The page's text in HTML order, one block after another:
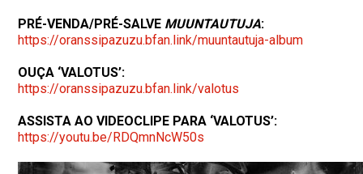
PRÉ-VENDA/PRÉ-SALVE MUUNTAUTUJA:
https://oranssipazuzu.bfan.link/muuntautuja-album
OUÇA ‘VALOTUS’:
https://oranssipazuzu.bfan.link/valotus
ASSISTA AO VIDEOCLIPE PARA ‘VALOTUS’:
https://youtu.be/RDQmnNcW50s